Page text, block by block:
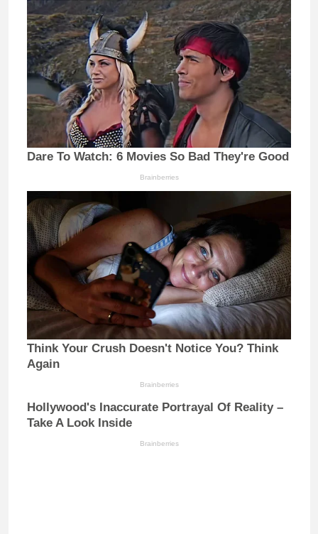
Dare To Watch: 6 Movies So Bad They're Good
Brainberries
Think Your Crush Doesn't Notice You? Think
Again
Brainberries
Hollywood's Inaccurate Portrayal Of Reality –
Take A Look Inside
Brainberries